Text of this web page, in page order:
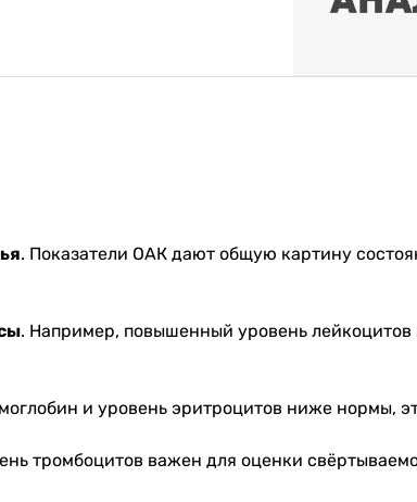
. Показатели ОАК дают общую картину
. Например, повышенный уровень
и уровень эритроцитов ниже нормы,
тромбоцитов важен для оценки